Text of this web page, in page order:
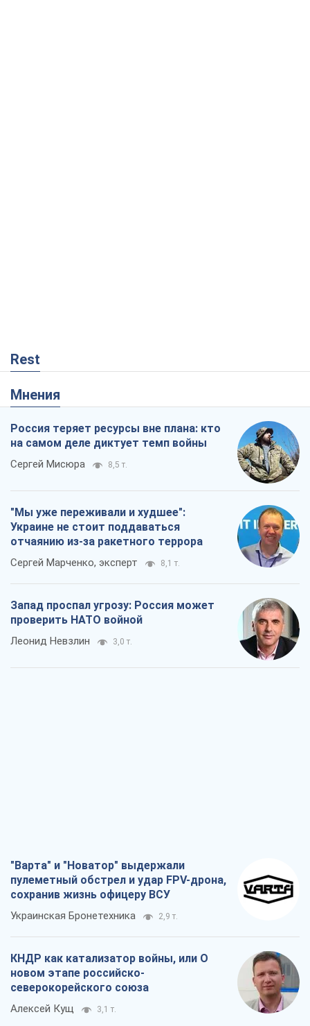
Rest
Мнения
Россия теряет ресурсы вне плана: кто
на самом деле диктует темп войны
Сергей Мисюра 8,5 т.
"Мы уже переживали и худшее":
Украине не стоит поддаваться
отчаянию из-за ракетного террора
Сергей Марченко, эксперт 8,1 т.
Запад проспал угрозу: Россия может
проверить НАТО войной
Леонид Невзлин 3,0 т.
"Варта" и "Новатор" выдержали
пулеметный обстрел и удар FPV-дрона,
сохранив жизнь офицеру ВСУ
Украинская Бронетехника 2,9 т.
КНДР как катализатор войны, или О
новом этапе российско-
северокорейского союза
Алексей Кущ 3,1 т.